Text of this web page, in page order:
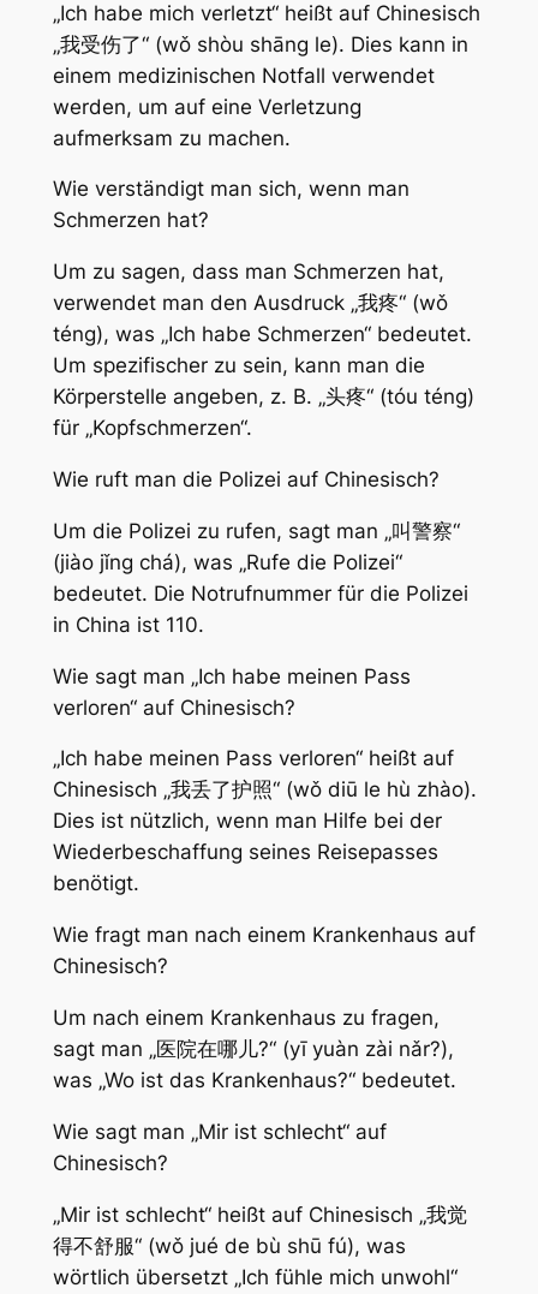
„Ich habe mich verletzt“ heißt auf Chinesisch
„我受伤了“ (wǒ shòu shāng le). Dies kann in
einem medizinischen Notfall verwendet
werden, um auf eine Verletzung
aufmerksam zu machen.
Wie verständigt man sich, wenn man
Schmerzen hat?
Um zu sagen, dass man Schmerzen hat,
verwendet man den Ausdruck „我疼“ (wǒ
téng), was „Ich habe Schmerzen“ bedeutet.
Um spezifischer zu sein, kann man die
Körperstelle angeben, z. B. „头疼“ (tóu téng)
für „Kopfschmerzen“.
Wie ruft man die Polizei auf Chinesisch?
Um die Polizei zu rufen, sagt man „叫警察“
(jiào jǐng chá), was „Rufe die Polizei“
bedeutet. Die Notrufnummer für die Polizei
in China ist 110.
Wie sagt man „Ich habe meinen Pass
verloren“ auf Chinesisch?
„Ich habe meinen Pass verloren“ heißt auf
Chinesisch „我丢了护照“ (wǒ diū le hù zhào).
Dies ist nützlich, wenn man Hilfe bei der
Wiederbeschaffung seines Reisepasses
benötigt.
Wie fragt man nach einem Krankenhaus auf
Chinesisch?
Um nach einem Krankenhaus zu fragen,
sagt man „医院在哪儿?“ (yī yuàn zài nǎr?),
was „Wo ist das Krankenhaus?“ bedeutet.
Wie sagt man „Mir ist schlecht“ auf
Chinesisch?
„Mir ist schlecht“ heißt auf Chinesisch „我觉
得不舒服“ (wǒ jué de bù shū fú), was
wörtlich übersetzt „Ich fühle mich unwohl“